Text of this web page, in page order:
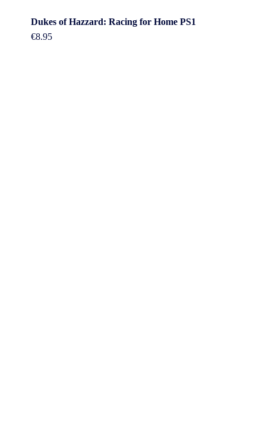
Dukes of Hazzard: Racing for Home PS1
€8.95